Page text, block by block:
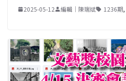
2025-05-12 編輯｜陳瑞斌 1236期,